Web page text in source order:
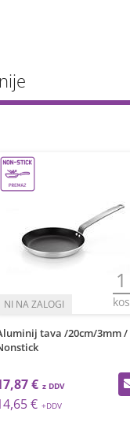
1
kos
tava /20cm/3mm /
€
€